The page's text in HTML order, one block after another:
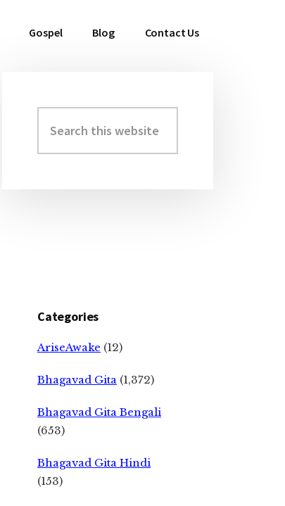
Gospel Blog Contact Us
Primary
Sidebar
this
website
Categories
AriseAwake (12)
Bhagavad Gita (1,372)
Bhagavad Gita Bengali
(653)
Bhagavad Gita Hindi
(153)